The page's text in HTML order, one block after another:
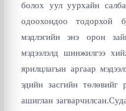
болох уул уурхайн
одоохондоо тодорхой
мэдлэгийн энэ орон
мэдээлэлд шинжилгээ
ярилцлагын аргаар
эдийн засгийн төлөвийг
ашиглан